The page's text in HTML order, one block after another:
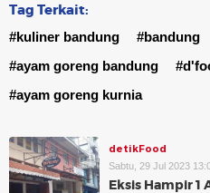
Tag Terkait:
#kuliner bandung #bandung
#ayam goreng bandung
#ayam goreng kurnia
detikFood
Sabtu, 29 Jul 2023
Eksis Hampir 1